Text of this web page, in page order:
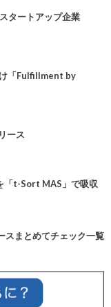
タートアップ企業
「Fulfillment by
ース
「t-Sort MAS」で吸収
スまとめてチェック一覧